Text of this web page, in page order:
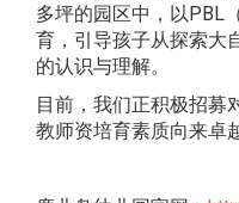
多坪的园区中，以PBL
育，引导孩子从探索大
的认识与理解。
目前，我们正积极招募
教师资培育素质向来卓